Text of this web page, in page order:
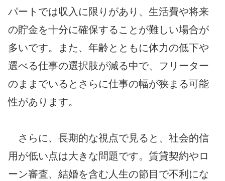
パートでは収入に限りがあり、生活費や将来
の貯金を十分に確保することが難しい場合が
多いです。また、年齢とともに体力の低下や
選べる仕事の選択肢が減る中で、フリーター
のままでいるとさらに仕事の幅が狭まる可能
性があります。
さらに、長期的な視点で見ると、社会的信
用が低い点は大きな問題です。賃貸契約やロ
ーン審査、結婚を含む人生の節目で不利にな